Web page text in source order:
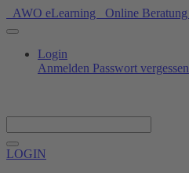
AWO eLearning Online Beratung
Login
Anmelden Passwort vergessen
LOGIN